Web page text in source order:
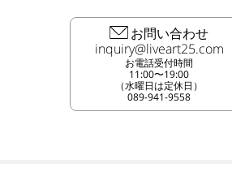
お問い合わせ
お電話受付時間
11:00〜19:00
（水曜日は定休日）
089-941-9558